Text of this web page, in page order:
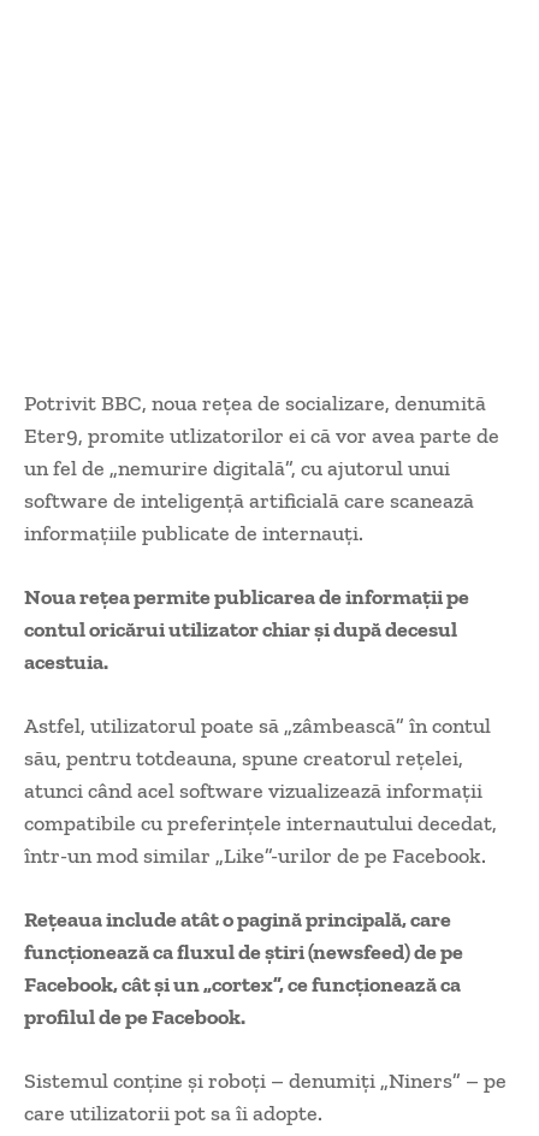
Potrivit BBC, noua reţea de socializare, denumită
Eter9, promite utlizatorilor ei că vor avea parte de
un fel de „nemurire digitală”, cu ajutorul unui
software de inteligenţă artificială care scanează
informaţiile publicate de internauţi.
Noua reţea permite publicarea de informaţii pe
contul oricărui utilizator chiar şi după decesul
acestuia.
Astfel, utilizatorul poate să „zâmbească” în contul
său, pentru totdeauna, spune creatorul reţelei,
atunci când acel software vizualizează informaţii
compatibile cu preferinţele internautului decedat,
într-un mod similar „Like”-urilor de pe Facebook.
Reţeaua include atât o pagină principală, care
funcţionează ca fluxul de ştiri (newsfeed) de pe
Facebook, cât şi un „cortex”, ce funcţionează ca
profilul de pe Facebook.
Sistemul conţine şi roboţi – denumiţi „Niners” – pe
care utilizatorii pot sa îi adopte.